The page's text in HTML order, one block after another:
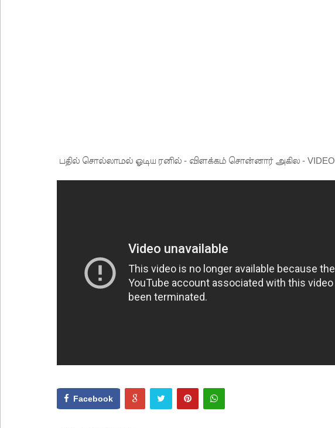
பதில் சொல்லாமல் ஓடிய ரனில் - விளக்கம் சொன்னார் அகில - VIDEO
Facebook